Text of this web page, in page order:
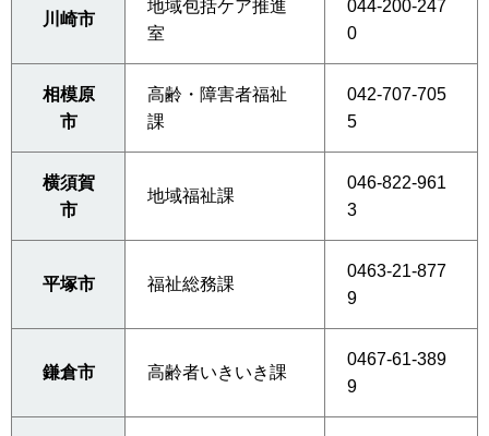
川崎市
地域包括ケア推進
室
044-200-247
0
相模原
市
高齢・障害者福祉
課
042-707-705
5
横須賀
市
地域福祉課
046-822-961
3
平塚市 福祉総務課
0463-21-877
9
鎌倉市 高齢者いきいき課
0467-61-389
9